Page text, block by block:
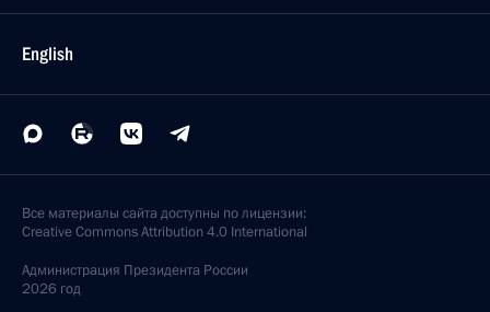
English
Все материалы сайта доступны по лицензии:
Creative Commons Attribution 4.0 International
Администрация Президента России
2026 год